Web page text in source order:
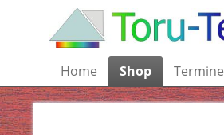
Home Shop Termine